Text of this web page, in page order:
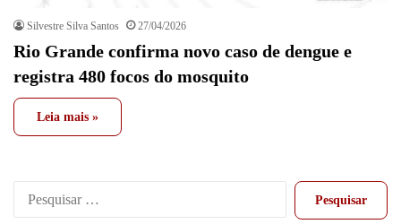
Silvestre Silva Santos 27/04/2026
Rio Grande confirma novo caso de dengue e
registra 480 focos do mosquito
Leia mais »
Pesquisar